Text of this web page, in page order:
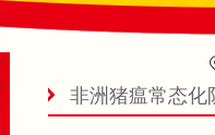
非洲猪瘟常态化